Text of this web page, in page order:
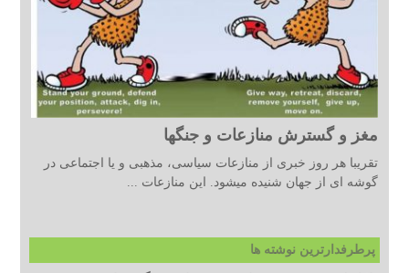
مغز و گسترش منازعات و جنگها
تقریبا هر روز خبری از منازعات سیاسی، مذهبی و یا اجتماعی در
گوشه ای از جهان شنیده میشود. این منازعات ...
پرطرفدارترین نوشته ها